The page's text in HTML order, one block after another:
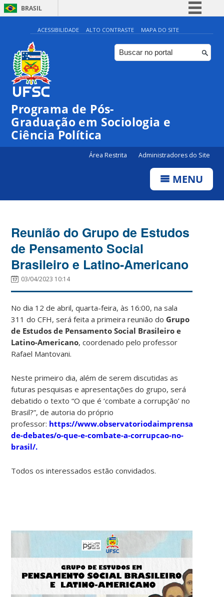
BRASIL
Simplifique!
Comunica BR
Participe
ACESSIBILIDADE ALTO CONTRASTE MAPA DO SITE
Programa de Pós-
Graduação em Sociologia e
Ciência Política
Área Restrita Administradores do Site
MENU
Reunião do Grupo de Estudos
de Pensamento Social
Brasileiro e Latino-Americano
03/04/2023 10:14
No dia 12 de abril, quarta-feira, às 16:00, na sala
311 do CFH, será feita a primeira reunião do Grupo
de Estudos de Pensamento Social Brasileiro e
Latino-Americano, coordenado pelo professor
Rafael Mantovani.
Neste primeiro dia, além de serem discutidas as
futuras pesquisas e apresentações do grupo, será
debatido o texto “O que é ‘combate a corrupção’ no
Brasil?”, de autoria do próprio
professor: https://
de-debates/o-que-e-combate-a-corrupcao-no-
brasil/.
Todos os interessados estão convidados.